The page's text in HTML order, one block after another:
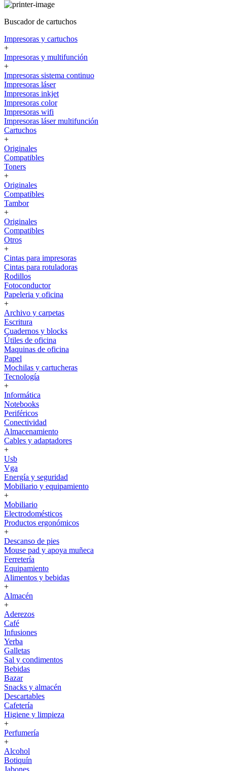
Buscador de cartuchos
Impresoras y cartuchos
+
Impresoras y multifunción
+
Impresoras sistema continuo
Impresoras láser
Impresoras inkjet
Impresoras color
Impresoras wifi
Impresoras láser multifunción
Cartuchos
+
Originales
Compatibles
Toners
+
Originales
Compatibles
Tambor
+
Originales
Compatibles
Otros
+
Cintas para impresoras
Cintas para rotuladoras
Rodillos
Fotoconductor
Papeleria y oficina
+
Archivo y carpetas
Escritura
Cuadernos y blocks
Útiles de oficina
Maquinas de oficina
Papel
Mochilas y cartucheras
Tecnología
+
Informática
Notebooks
Periféricos
Conectividad
Almacenamiento
Cables y adaptadores
+
Usb
Vga
Energía y seguridad
Mobiliario y equipamiento
+
Mobiliario
Electrodomésticos
Productos ergonómicos
+
Descanso de pies
Mouse pad y apoya muñeca
Ferretería
Equipamiento
Alimentos y bebidas
+
Almacén
+
Aderezos
Café
Infusiones
Yerba
Galletas
Sal y condimentos
Bebidas
Bazar
Snacks y almacén
Descartables
Cafetería
Higiene y limpieza
+
Perfumería
+
Alcohol
Botiquín
Jabones